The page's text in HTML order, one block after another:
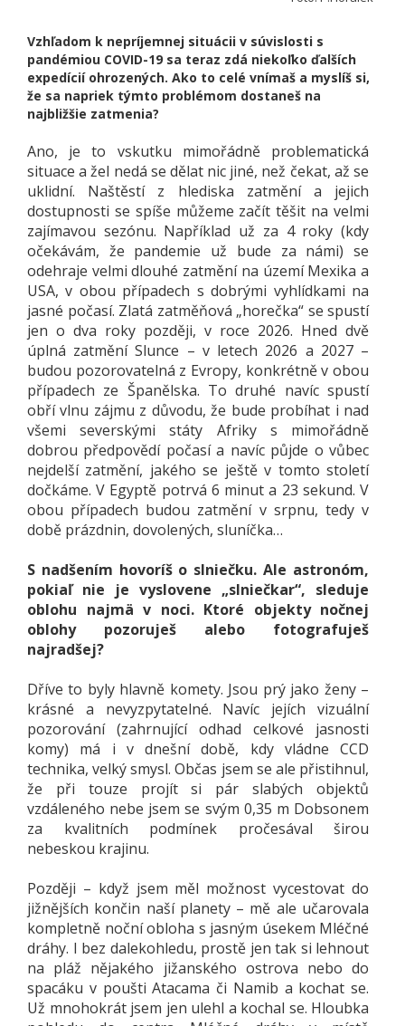
Vzhľadom k nepríjemnej situácii v súvislosti s
pandémiou COVID-19 sa teraz zdá niekoľko ďalších
expedícií ohrozených. Ako to celé vnímaš a myslíš si,
že sa napriek týmto problémom dostaneš na
najbližšie zatmenia?
Ano, je to vskutku mimořádně problematická
situace a žel nedá se dělat nic jiné, než čekat, až se
uklidní. Naštěstí z hlediska zatmění a jejich
dostupnosti se spíše můžeme začít těšit na velmi
zajímavou sezónu. Například už za 4 roky (kdy
očekávám, že pandemie už bude za námi) se
odehraje velmi dlouhé zatmění na území Mexika a
USA, v obou případech s dobrými vyhlídkami na
jasné počasí. Zlatá zatměňová „horečka“ se spustí
jen o dva roky později, v roce 2026. Hned dvě
úplná zatmění Slunce – v letech 2026 a 2027 –
budou pozorovatelná z Evropy, konkrétně v obou
případech ze Španělska. To druhé navíc spustí
obří vlnu zájmu z důvodu, že bude probíhat i nad
všemi severskými státy Afriky s mimořádně
dobrou předpovědí počasí a navíc půjde o vůbec
nejdelší zatmění, jakého se ještě v tomto století
dočkáme. V Egyptě potrvá 6 minut a 23 sekund. V
obou případech budou zatmění v srpnu, tedy v
době prázdnin, dovolených, sluníčka…
S nadšením hovoríš o slniečku. Ale astronóm,
pokiaľ nie je vyslovene „slniečkar“, sleduje
oblohu najmä v noci. Ktoré objekty nočnej
oblohy pozoruješ alebo fotografuješ
najradšej?
Dříve to byly hlavně komety. Jsou prý jako ženy –
krásné a nevyzpytatelné. Navíc jejích vizuální
pozorování (zahrnující odhad celkové jasnosti
komy) má i v dnešní době, kdy vládne CCD
technika, velký smysl. Občas jsem se ale přistihnul,
že při touze projít si pár slabých objektů
vzdáleného nebe jsem se svým 0,35 m Dobsonem
za kvalitních podmínek pročesával širou
nebeskou krajinu.
Později – když jsem měl možnost vycestovat do
jižnějších končin naší planety – mě ale učarovala
kompletně noční obloha s jasným úsekem Mléčné
dráhy. I bez dalekohledu, prostě jen tak si lehnout
na pláž nějakého jižanského ostrova nebo do
spacáku v poušti Atacama či Namib a kochat se.
Už mnohokrát jsem jen ulehl a kochal se. Hloubka